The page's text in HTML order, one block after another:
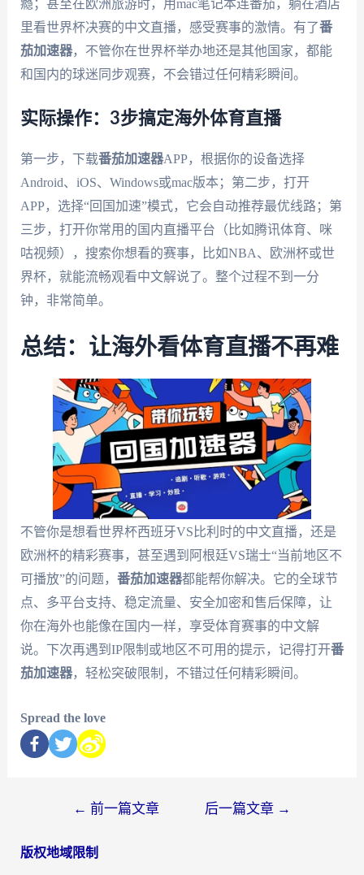
瘾；甚至在欧洲旅游时，用mac笔记本连番茄，躺在酒店
里看世界杯决赛的中文直播，感受赛事的激情。有了番
茄加速器，不管你在世界杯举办地还是其他国家，都能
和国内的球迷同步观赛，不会错过任何精彩瞬间。
实际操作：3步搞定海外体育直播
第一步，下载番茄加速器APP，根据你的设备选择
Android、iOS、Windows或mac版本；第二步，打开
APP，选择“回国加速”模式，它会自动推荐最优线路；第
三步，打开你常用的国内直播平台（比如腾讯体育、咪
咕视频），搜索你想看的赛事，比如NBA、欧洲杯或世
界杯，就能流畅观看中文解说了。整个过程不到一分
钟，非常简单。
总结：让海外看体育直播不再难
不管你是想看世界杯西班牙VS比利时的中文直播，还是
欧洲杯的精彩赛事，甚至遇到阿根廷VS瑞士“当前地区不
可播放”的问题， 番茄加速器都能帮你解决。它的全球节
点、多平台支持、稳定流量、安全加密和售后保障，让
你在海外也能像在国内一样，享受体育赛事的中文解
说。下次再遇到IP限制或地区不可用的提示，记得打开番
茄加速器，轻松突破限制，不错过任何精彩瞬间。
Spread the love
← 前一篇文章 后一篇文章 →
版权地域限制